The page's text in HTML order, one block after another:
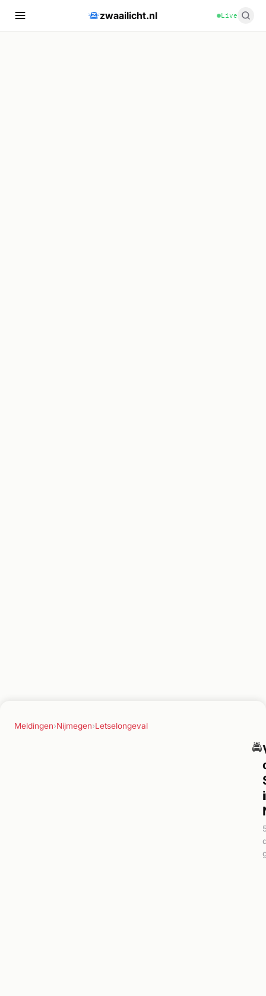
zwaailicht.nl Live
Meldingen›Nijmegen›Letselongeval
🚔